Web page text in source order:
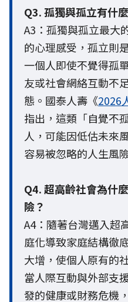
Q3. 孤獨與孤立有什
A3：孤獨與孤立最大
的心理感受，孤立則
一個人即使不覺得孤
友或社會網絡互動不
態。國泰人壽《2026
指出，這類「自覺不
人，可能因低估未來
容易被忽略的人生風
Q4. 超高齡社會為什
險？
A4：隨著台灣邁入超
庭化導致家庭結構徹
大增，使個人原有的
當人際互動與外部支
發的健康或財務危機